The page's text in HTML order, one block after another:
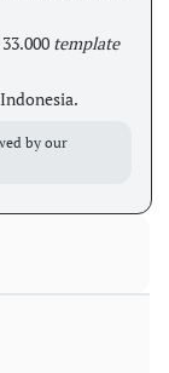
template
by our